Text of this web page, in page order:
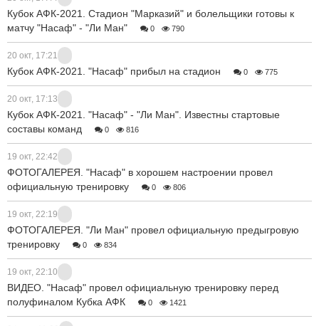
Кубок АФК-2021. Стадион "Марказий" и болельщики готовы к
матчу "Насаф" - "Ли Ман"
0 790
20 окт, 17:21
Кубок АФК-2021. "Насаф" прибыл на стадион 0 775
20 окт, 17:13
Кубок АФК-2021. "Насаф" - "Ли Ман". Известны стартовые
составы команд
0 816
19 окт, 22:42
ФОТОГАЛЕРЕЯ. "Насаф" в хорошем настроении провел
официальную тренировку
0 806
19 окт, 22:19
ФОТОГАЛЕРЕЯ. "Ли Ман" провел официальную предыгровую
тренировку
0 834
19 окт, 22:10
ВИДЕО. "Насаф" провел официальную тренировку перед
полуфиналом Кубка АФК
0 1421